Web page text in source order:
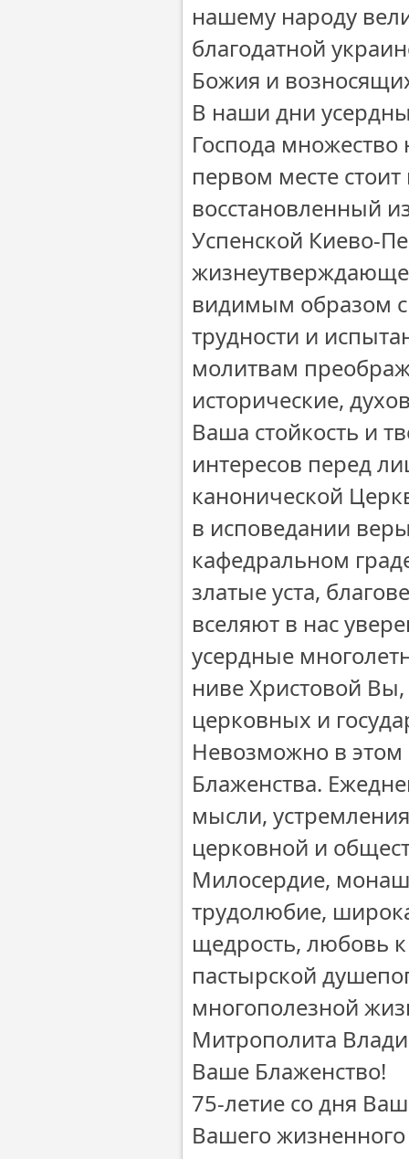
нашему народу
благодатной
Божия и
В наши дни
Господа
первом месте
восстановленный
Успенской Киево-
видимым образом
трудности и
молитвам
исторические,
Ваша стойкость и
интересов перед
канонической
в исповедании
кафедральном
златые уста,
вселяют в нас
усердные
ниве Христовой
церковных и
Невозможно в этом
Блаженства.
мысли,
церковной и
Милосердие,
трудолюбие,
щедрость, любовь
пастырской
многополезной
Митрополита
Ваше Блаженство!
75-летие со дня
Вашего